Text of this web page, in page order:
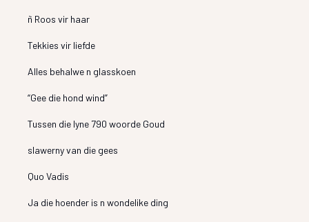
ñ Roos vir haar
Tekkies vir liefde
Alles behalwe n glasskoen
“Gee die hond wind”
Tussen die lyne 790 woorde Goud
slawerny van die gees
Quo Vadis
Ja die hoender is n wondelike ding